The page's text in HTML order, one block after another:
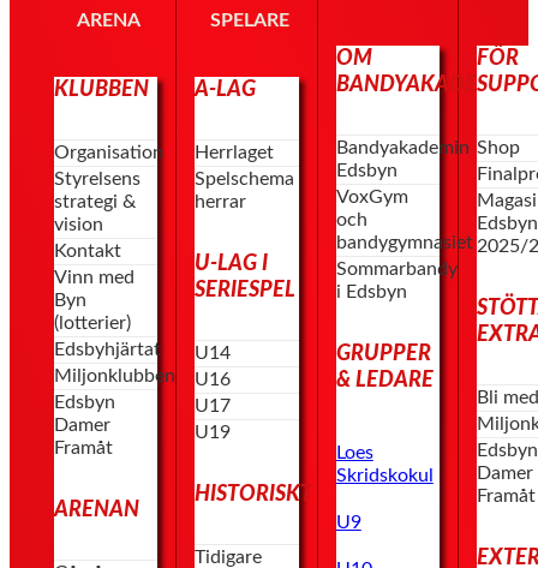
ARENA
KLUBBEN
Organisation
Styrelsens
strategi &
vision
Kontakt
Vinn med
Byn
(lotterier)
Edsbyhjärtat
Miljonklubben
Edsbyn
Damer
Framåt
ARENAN
SPELARE
A-LAG
Herrlaget
Spelschema
herrar
U-LAG I
SERIESPEL
U14
U16
U17
U19
HISTORISKT
Tidigare
OM
BANDYAKADEMIN
Bandyakademin
Edsbyn
VoxGym
och
bandygymnasiet
Sommarbandy
i Edsbyn
GRUPPER
& LEDARE
Loes
Skridskokul
U9
FÖR
Shop
Edsbyn
2025/
Bli
Edsbyn
Damer
Framåt